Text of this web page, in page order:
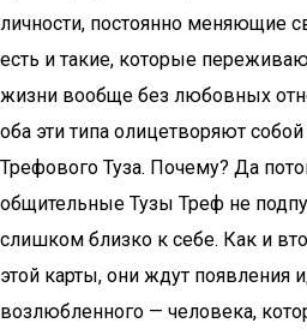
личности, постоянно меняющие
есть и такие, которые
жизни вообще без любовных
оба эти типа олицетворяют
Трефового Туза. Почему? Да
общительные Тузы Треф не
слишком близко к себе. Как и
этой карты, они ждут появления
возлюбленного — человека,